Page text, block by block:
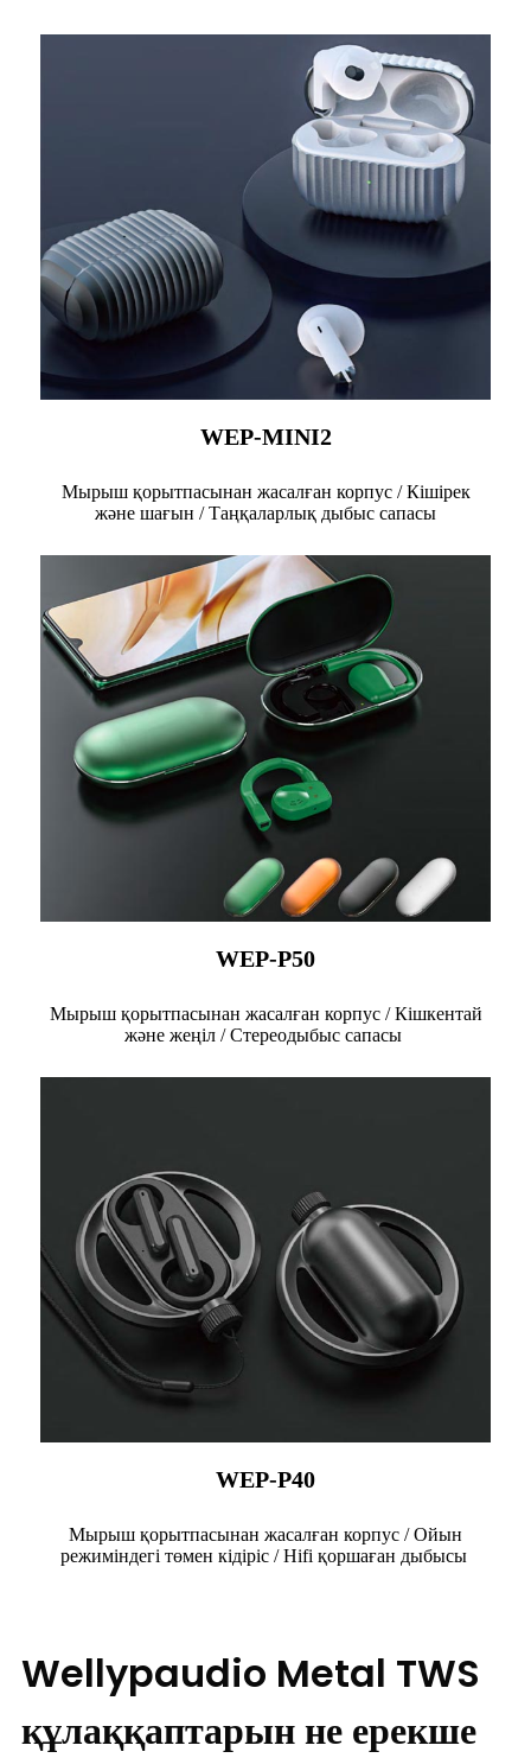
WEP-MINI2
Мырыш қорытпасынан жасалған корпус / Кішірек
және шағын / Таңқаларлық дыбыс сапасы
WEP-P50
Мырыш қорытпасынан жасалған корпус / Кішкентай
және жеңіл / Стереодыбыс сапасы
WEP-P40
Мырыш қорытпасынан жасалған корпус / Ойын
режиміндегі төмен кідіріс / Hifi қоршаған дыбысы
Wellypaudio Metal TWS
құлаққаптарын не ерекше